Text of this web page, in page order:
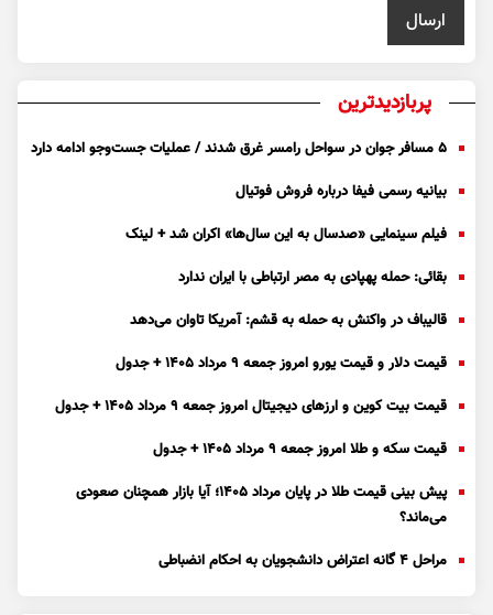
پربازدیدترین
۵ مسافر جوان در سواحل رامسر غرق شدند / عملیات جست‌و‌جو ادامه دارد
بیانیه رسمی فیفا درباره فروش فوتیال
فیلم سینمایی «صدسال به این سال‌ها» اکران شد + لینک
بقائی: حمله پهپادی به مصر ارتباطی با ایران ندارد
قالیباف در واکنش به حمله به قشم: آمریکا تاوان می‌دهد
قیمت دلار و قیمت یورو امروز جمعه ۹ مرداد ۱۴۰۵ + جدول
قیمت بیت کوین و ارز‌های دیجیتال امروز جمعه ۹ مرداد ۱۴۰۵ + جدول
قیمت سکه و طلا امروز جمعه ۹ مرداد ۱۴۰۵ + جدول
پیش بینی قیمت طلا در پایان مرداد 1405؛ آیا بازار همچنان صعودی
می‌ماند؟
مراحل ۴ گانه اعتراض دانشجویان به احکام انضباطی